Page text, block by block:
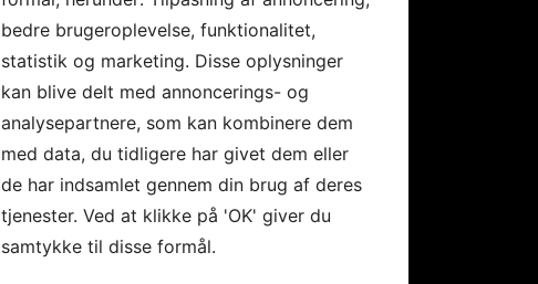
bedre brugeroplevelse, funktionalitet,
statistik og marketing. Disse oplysninger
kan blive delt med annoncerings- og
analysepartnere, som kan kombinere dem
med data, du tidligere har givet dem eller
de har indsamlet gennem din brug af deres
tjenester. Ved at klikke på 'OK' giver du
samtykke til disse formål.